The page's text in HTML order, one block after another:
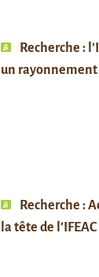
Recherche :
un
Recherche :
la tête de l’IFEAC